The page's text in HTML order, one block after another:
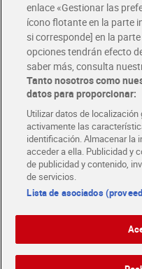
Folletos y Tiendas
Descubre las mejores
Tarjeta MaX Dia
Te devuelve hasta 8€/mes
¡Solicita tu tarjeta de crédito
COLABORA CON DIA
enlace «Gestionar las
ícono flotante en la parte
si corresponde] en la
opciones tendrán efecto
saber más, consulta
Tanto nosotros como
datos para proporcionar:
Utilizar datos de
activamente las
identificación. Almacenar la
acceder a ella. Publicidad y
de publicidad y contenido,
de servicios.
Lista de asociados